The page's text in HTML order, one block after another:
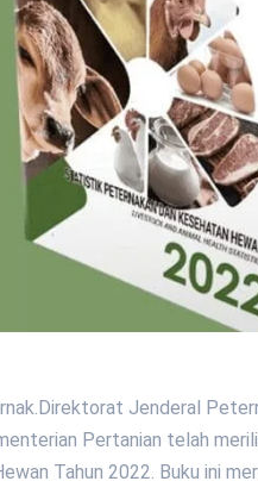
Jenderal
Pertanian telah
Tahun 2022. Buku ini